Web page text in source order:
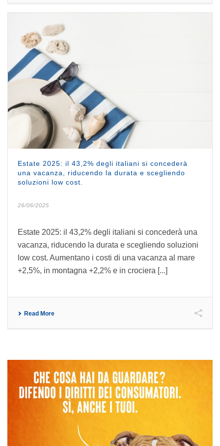
Estate 2025: il 43,2% degli italiani si concederà
una vacanza, riducendo la durata e scegliendo
soluzioni low cost.
26/06/2025
Estate 2025: il 43,2% degli italiani si concederà una
vacanza, riducendo la durata e scegliendo soluzioni
low cost. Aumentano i costi di una vacanza al mare
+2,5%, in montagna +2,2% e in crociera [...]
Read More